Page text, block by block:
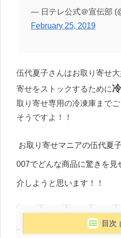
— 日テレ公式＠宣伝部
February 25, 2019
伍代夏子さんはお取り寄せ
寄せをストックするために
取り寄せ専用の冷凍庫まで
そうですよ！！
お取り寄せマニアの伍代夏
007でどんな商品に驚きを見
介しようと思います！！
目次